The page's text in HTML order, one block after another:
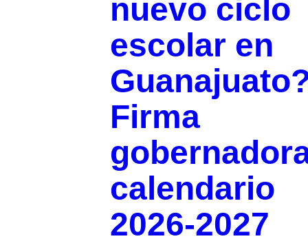
nuevo ciclo
escolar en
Firma
calendario
2026-2027